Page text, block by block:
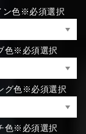
⑮Wine red
⑮Wine red
⑮Wine red
⑫Aqua blue
⑮Rose pink
色※必須選択
色※必須選択
グ色※必須選択
色※必須選択